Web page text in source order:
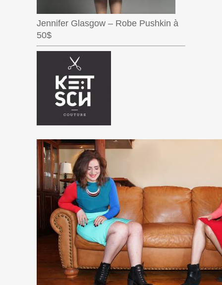
Jennifer Glasgow – Robe Pushkin à
50$